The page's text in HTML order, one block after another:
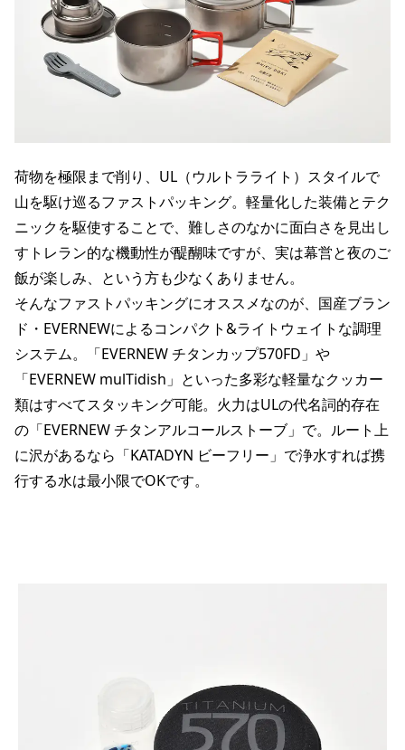
荷物を極限まで削り、UL（ウルトラライト）スタイルで
山を駆け巡るファストパッキング。軽量化した装備とテク
ニックを駆使することで、難しさのなかに面白さを見出し
すトレラン的な機動性が醍醐味ですが、実は幕営と夜のご
飯が楽しみ、という方も少なくありません。
そんなファストパッキングにオススメなのが、国産ブラン
ド・EVERNEWによるコンパクト&ライトウェイトな調理
システム。「EVERNEWチタンカップ570FD 」や
「EVERNEW mulTidish」といった多彩な軽量なクッカー
類はすべてスタッキング可能。火力はULの代名詞的存在
の「EVERNEW チタンアルコールストーブ」で。ルート上
に沢があるなら「KATADYN ビーフリー」で浄水すれば携
行する水は最小限でOKです。